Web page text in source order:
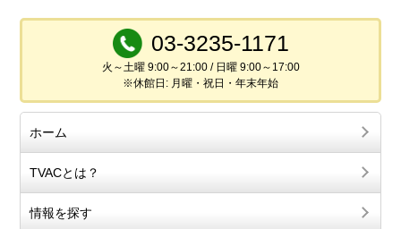
03-3235-1171
火～土曜 9:00～21:00 / 日曜 9:00～17:00
※休館日: 月曜・祝日・年末年始
ホーム
TVACとは？
情報を探す